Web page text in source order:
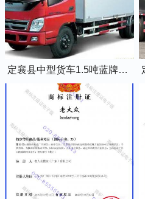
定襄县中型货车1.5吨蓝牌4米2厢式货车